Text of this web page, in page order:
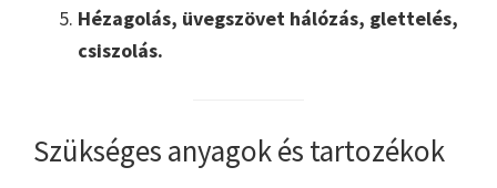
Hézagolás, üvegszövet hálózás, glettelés,
csiszolás.
Szükséges anyagok és tartozékok